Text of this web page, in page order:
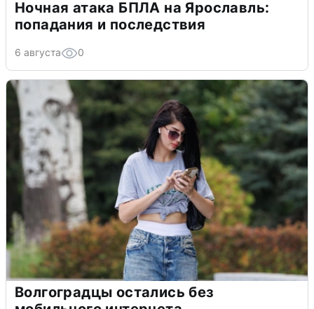
Ночная атака БПЛА на Ярославль:
попадания и последствия
6 августа 0
Волгоградцы остались без